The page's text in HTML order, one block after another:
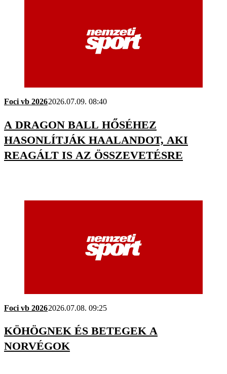
Foci vb 20262026.07.09. 08:40
A DRAGON BALL HŐSÉHEZ
HASONLÍTJÁK HAALANDOT, AKI
REAGÁLT IS AZ ÖSSZEVETÉSRE
Foci vb 20262026.07.08. 09:25
KÖHÖGNEK ÉS BETEGEK A
NORVÉGOK